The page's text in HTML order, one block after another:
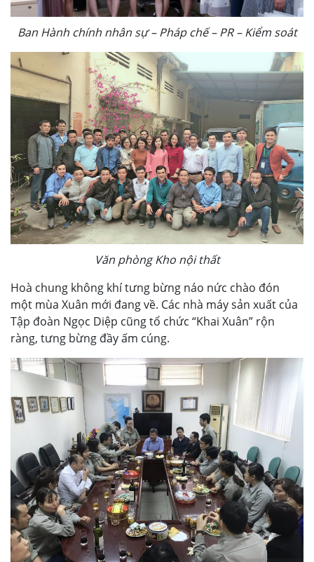
Ban Hành chính nhân sự – Pháp chế – PR – Kiểm soát
Văn phòng Kho nội thất
Hoà chung không khí tưng bừng náo nức chào đón
một mùa Xuân mới đang về. Các nhà máy sản xuất của
Tập đoàn Ngọc Diệp cũng tổ chức “Khai Xuân” rộn
ràng, tưng bừng đầy ấm cúng.